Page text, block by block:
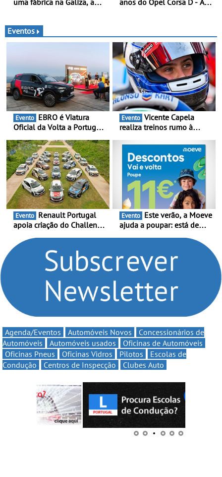
produção está previsto
para 2028, com uma
Automóvel Britânico, em
Londres
Eventos
Evento
Oficial da Volta a Portugal
presença nacional ao lado
da mítica prova de ciclismo
e leva a sua gama SUV
multi-energia às estradas
de Portugal
Evento
realiza treinos rumo à
Portugal Karting e mira boa
estreia - O Campeonato
Portugal Karting 2026
decorre entre 1 de Março e
6 de Setembro
Evento
apoia criação do Challenge
compromisso com o
automobilismo nacional
continua em 2026
Evento
ajuda a poupar: está de
Volta” com descontos de
Agenda/Eventos Automóveis Novos
Concessionários de
Automóveis
Automóveis usados
Oficinas de Automóveis
Oficinas Pneus
Oficinas Vidros Pilotos
Escolas de
Condução
Centros de Inspecção Clubes Auto